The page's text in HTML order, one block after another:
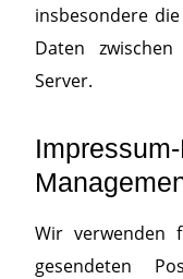
insbesondere
Daten
Server.
Wir verwenden
gesendeten